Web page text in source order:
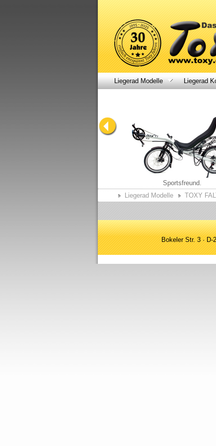
Liegerad Modelle Liegerad
Sportsfreund.
Liegerad Modelle
TOXY
Bokeler Str. 3 · D-